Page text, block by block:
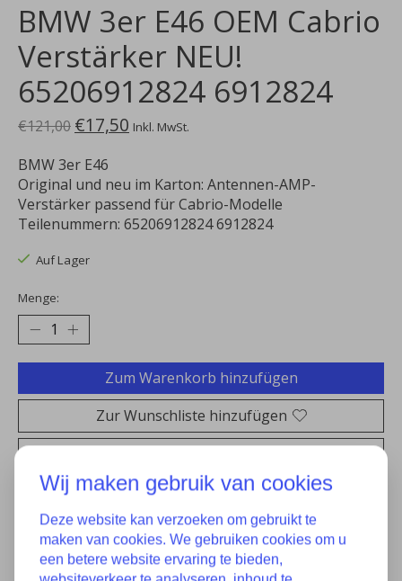
BMW 3er E46 OEM Cabrio
Verstärker NEU!
65206912824 6912824
€121,00 €17,50 Inkl. MwSt.
BMW 3er E46
Original und neu im Karton: Antennen-AMP-
Verstärker passend für Cabrio-Modelle
Teilenummern: 65206912824 6912824
Auf Lager
Menge:
Zum Warenkorb hinzufügen
Zur Wunschliste hinzufügen
Zum Vergleich hinzufügen
Eigenschaften
Wij maken gebruik van cookies
Deze website kan verzoeken om gebruikt te
maken van cookies. We gebruiken cookies om u
een betere website ervaring te bieden,